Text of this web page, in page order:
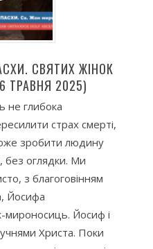
СВЯТИХ ЖІНОК
ТРАВНЯ 2025)
не глибока
страх смерті,
зробити людину
без оглядки. Ми
з благоговінням
Йосифа
мироносиць. Йосиф і
Христа. Поки